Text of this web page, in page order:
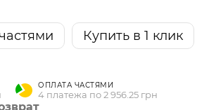
Купить в 1 клик
ОПЛАТА ЧАСТЯМИ
4 платежа по 2 956.25 грн